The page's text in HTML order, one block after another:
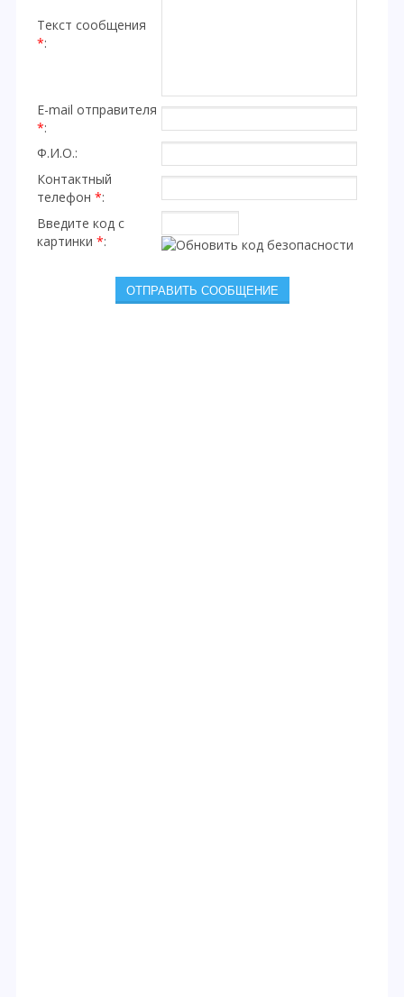
Текст сообщения
*:
E-mail отправителя
*:
Ф.И.О.:
Контактный
телефон *:
Введите код с
картинки *: